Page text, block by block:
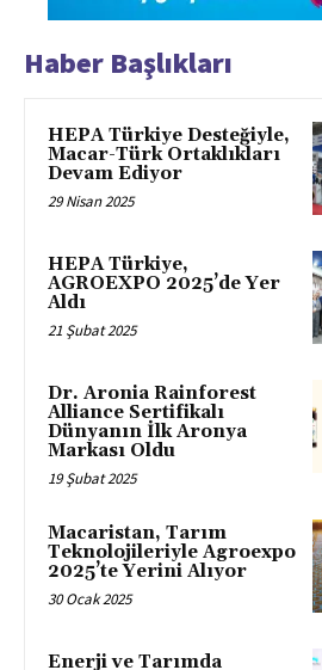
Haber Başlıkları
HEPA Türkiye Desteğiyle,
Macar-Türk Ortaklıkları
Devam Ediyor
29 Nisan 2025
HEPA Türkiye,
AGROEXPO 2025’de Yer
Aldı
21 Şubat 2025
Dr. Aronia Rainforest
Alliance Sertifikalı
Dünyanın İlk Aronya
Markası Oldu
19 Şubat 2025
Macaristan, Tarım
Teknolojileriyle Agroexpo
2025’te Yerini Alıyor
30 Ocak 2025
Enerji ve Tarımda